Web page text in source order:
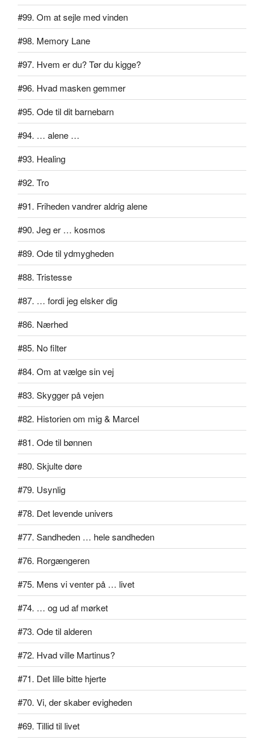
#99. Om at sejle med vinden
#98. Memory Lane
#97. Hvem er du? Tør du kigge?
#96. Hvad masken gemmer
#95. Ode til dit barnebarn
#94. … alene …
#93. Healing
#92. Tro
#91. Friheden vandrer aldrig alene
#90. Jeg er … kosmos
#89. Ode til ydmygheden
#88. Tristesse
#87. … fordi jeg elsker dig
#86. Nærhed
#85. No filter
#84. Om at vælge sin vej
#83. Skygger på vejen
#82. Historien om mig & Marcel
#81. Ode til bønnen
#80. Skjulte døre
#79. Usynlig
#78. Det levende univers
#77. Sandheden … hele sandheden
#76. Rorgængeren
#75. Mens vi venter på … livet
#74. … og ud af mørket
#73. Ode til alderen
#72. Hvad ville Martinus?
#71. Det lille bitte hjerte
#70. Vi, der skaber evigheden
#69. Tillid til livet